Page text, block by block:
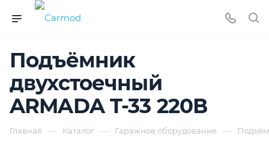
Подъёмник
двухстоечный
ARMADA T-33 220В
Главная — Каталог — Гаражное оборудование —